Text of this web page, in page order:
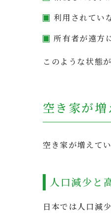
利用されてい
所有者が遠方
このような状態
空き家が
空き家が増えて
人口減少と
日本では人口減